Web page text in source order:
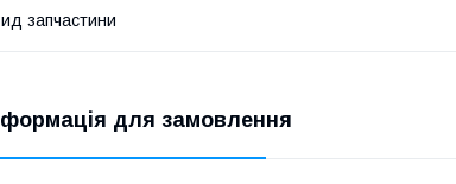
запчастини
для замовлення